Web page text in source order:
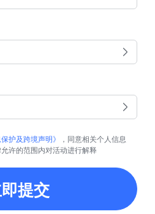
保护及跨境声明》
，同意相关个人信息
许的范围内对活动进行解释
提交